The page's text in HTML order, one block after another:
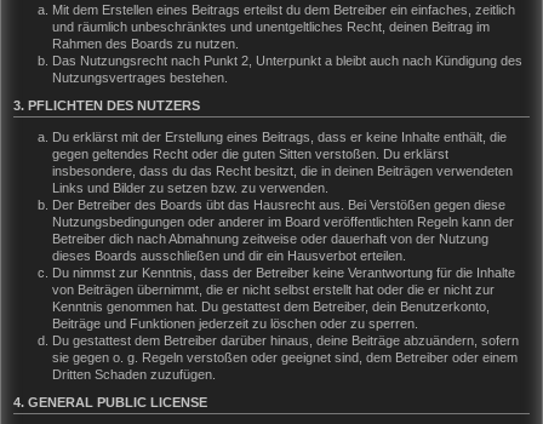
Mit dem Erstellen eines Beitrags erteilst du dem Betreiber ein einfaches, zeitlich
und räumlich unbeschränktes und unentgeltliches Recht, deinen Beitrag im
Rahmen des Boards zu nutzen.
Das Nutzungsrecht nach Punkt 2, Unterpunkt a bleibt auch nach Kündigung des
Nutzungsvertrages bestehen.
3. PFLICHTEN DES NUTZERS
Du erklärst mit der Erstellung eines Beitrags, dass er keine Inhalte enthält, die
gegen geltendes Recht oder die guten Sitten verstoßen. Du erklärst
insbesondere, dass du das Recht besitzt, die in deinen Beiträgen verwendeten
Links und Bilder zu setzen bzw. zu verwenden.
Der Betreiber des Boards übt das Hausrecht aus. Bei Verstößen gegen diese
Nutzungsbedingungen oder anderer im Board veröffentlichten Regeln kann der
Betreiber dich nach Abmahnung zeitweise oder dauerhaft von der Nutzung
dieses Boards ausschließen und dir ein Hausverbot erteilen.
Du nimmst zur Kenntnis, dass der Betreiber keine Verantwortung für die Inhalte
von Beiträgen übernimmt, die er nicht selbst erstellt hat oder die er nicht zur
Kenntnis genommen hat. Du gestattest dem Betreiber, dein Benutzerkonto,
Beiträge und Funktionen jederzeit zu löschen oder zu sperren.
Du gestattest dem Betreiber darüber hinaus, deine Beiträge abzuändern, sofern
sie gegen o. g. Regeln verstoßen oder geeignet sind, dem Betreiber oder einem
Dritten Schaden zuzufügen.
4. GENERAL PUBLIC LICENSE